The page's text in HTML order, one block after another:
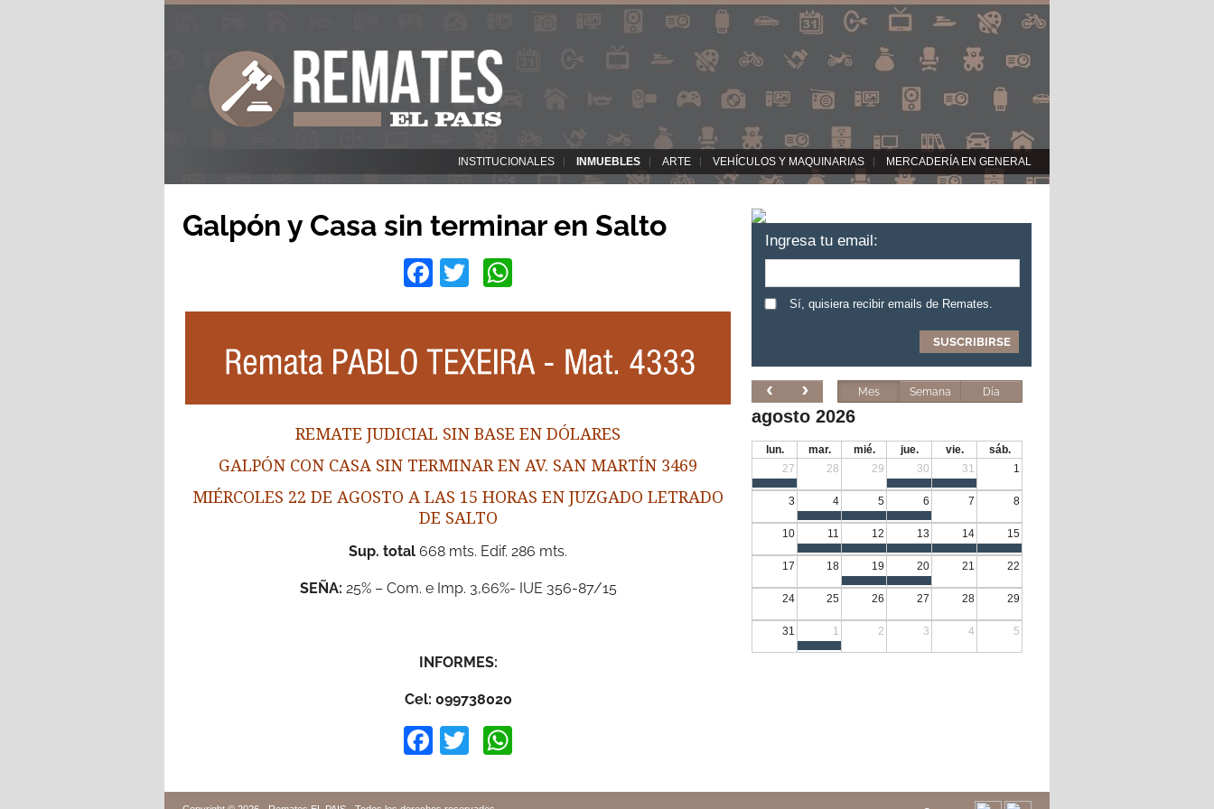
INSTITUCIONALES INMUEBLES ARTE VEHÍCULOS Y MAQUINARIAS MERCADERÍA EN GENERAL
Galpón y Casa sin terminar en Salto
Facebook
Twitter
REMATE JUDICIAL SIN BASE EN DÓLARES
GALPÓN CON CASA SIN TERMINAR EN AV. SAN MARTÍN 3469
MIÉRCOLES 22 DE AGOSTO A LAS 15 HORAS EN JUZGADO LETRADO
DE SALTO
Sup. total 668 mts. Edif. 286 mts.
SEÑA: 25% – Com. e Imp. 3,66%- IUE 356-87/15
INFORMES:
Cel: 099738020
Facebook
Twitter
Ingresa tu email:
Sí, quisiera recibir emails de Remates.
Mes Semana Día
agosto 2026
lun. mar. mié. jue. vie.
sáb.
27
28 29 30 31 1
3 4 5 6 7 8
10 11 12 13 14 15
17 18 19 20 21 22
24 25 26 27 28 29
31 1 2 3 4 5